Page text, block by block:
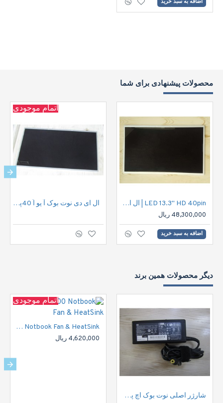
اضافه به سبد خرید
محصولات پیشنهادی برای شما
LED 13.3" HD 40pin | ال ای دی نوت بوک اچ دی 40پین
48,300,000 ریال
اضافه به سبد خرید
اتمام موجودی
ال ای دی نوت بوک آ یو اُ 40پین |LED 15.6" HD 40pin
دیگر محصولات همین برند
شارژر اصلی نوت بوک اچ پی Chargers HP 18.5V 3.5A | 18.5V 3.5A
اتمام موجودی
HP DV6000 Notbook Fan & HeatSink
4,620,000 ریال